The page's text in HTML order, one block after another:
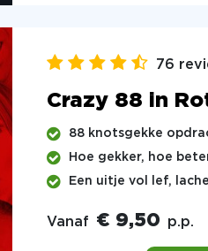
76
Crazy 88 in
88 knotsgekke
Hoe gekker, hoe
Een uitje vol lef,
Vanaf € 9,50 p.p.